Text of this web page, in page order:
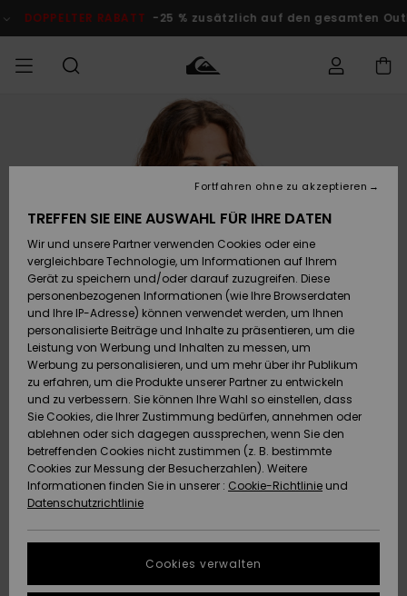
Produktinformation
RABATT -25 % zusätzlich auf den gesamten Outlet-
Kleidung
Accessoires
Schuhe&
Flip-Flops
Surf
Snow
Brandneu
Highlights
Kleidung
Accessoires
Schuhe&
Flip-Flops
Surf
Snow
Brandneu
Highlights
FRAUEN
Shop
Brandneu
Highlights
Snow
SURF
Surf Shop
Kinder
Highlights
Community
SNOW
Snow Shop
Snow Shop
Kinder
Snow Shop
Damen
Highlights
Community
DOPPELTER
RABATT
Outlet
KINDER
Outlet
Frauen
HILFE & KONTAKT
Auf meine
Bestellung
zugreifen
Retouren
Bezahlung
Geschenkkarte
Quiksilver
Freedom
Datenschutz
Starten Sie eine
um die
NACHHALTIGKEIT
SHOPS
QUIKSILVER APP
TREFFEN SIE EINE AUSWAHL FÜR IHRE DATEN
Wir und unsere Partner verwenden Cookies oder eine
vergleichbare Technologie, um Informationen auf Ihrem
Gerät zu speichern und/oder darauf zuzugreifen. Diese
personenbezogenen Informationen (wie Ihre Browserdaten
und Ihre IP-Adresse) können verwendet werden, um Ihnen
personalisierte Beiträge und Inhalte zu präsentieren, um die
Leistung von Werbung und Inhalten zu messen, um
Werbung zu personalisieren, und um mehr über ihr Publikum
zu erfahren, um die Produkte unserer Partner zu entwickeln
und zu verbessern. Sie können Ihre Wahl so einstellen, dass
Sie Cookies, die Ihrer Zustimmung bedürfen, annehmen oder
ablehnen oder sich dagegen aussprechen, wenn Sie den
betreffenden Cookies nicht zustimmen (z. B. bestimmte
Cookies zur Messung der Besucherzahlen). Weitere
Informationen finden Sie in unserer : Cookie-Richtlinie und
Datenschutzrichtlinie
Cookies verwalten
Fortfahren ohne zu akzeptieren